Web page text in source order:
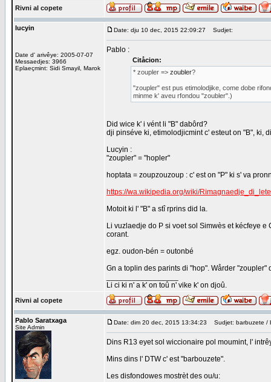
Rivni al copete
lucyin
Date d' arivêye: 2005-07-07
Messaedjes: 3966
Eplaeçmint: Sidi Smayil, Marok
Date: dju 10 dec, 2015 22:09:27 Sudjet:
Pablo :
Citåcion:
* zoupler => zoubler?
"zoupler" est pus etimolodjike, come dobe
minme k' aveu rfondou "zoubler".)
Did wice k' i vént li "B" dabôrd?
dji pinséve ki, etimolodjicmint c' esteut on "B", ki,
Lucyin :
"zoupler" = "hopler"
hoptata = zoupzouzoup : c' est on "P" ki s' va
https://wa.wikipedia.org/wiki/Rimagnaedje_di_lete
Motoit ki l' "B" a stî rprins did la.
Li vuzlaedje do P si voet sol Simwès et kécfeye
corant.
egz. oudon-bén = outonbé
Gn a toplin des parints di "hop". Wårder "zoupler"
Li ci ki n' a k' on toû n' vike k' on djoû.
Rivni al copete
Pablo Saratxaga
Site Admin
Date: dim 20 dec, 2015 13:34:23 Sudjet: barbuzete /
Dins R13 eyet sol wiccionaire pol moumint, l'
Mins dins l' DTW c' est "barbouzete".
Les disfondowes mostrèt des ou/u: